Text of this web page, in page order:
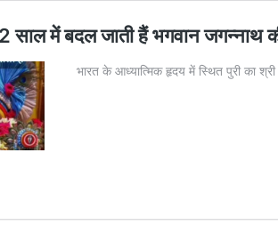
साल में बदल जाती हैं भगवान जगन्नाथ
भारत के आध्यात्मिक हृदय में स्थित पुरी का